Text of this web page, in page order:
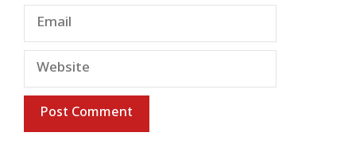
Email
Website